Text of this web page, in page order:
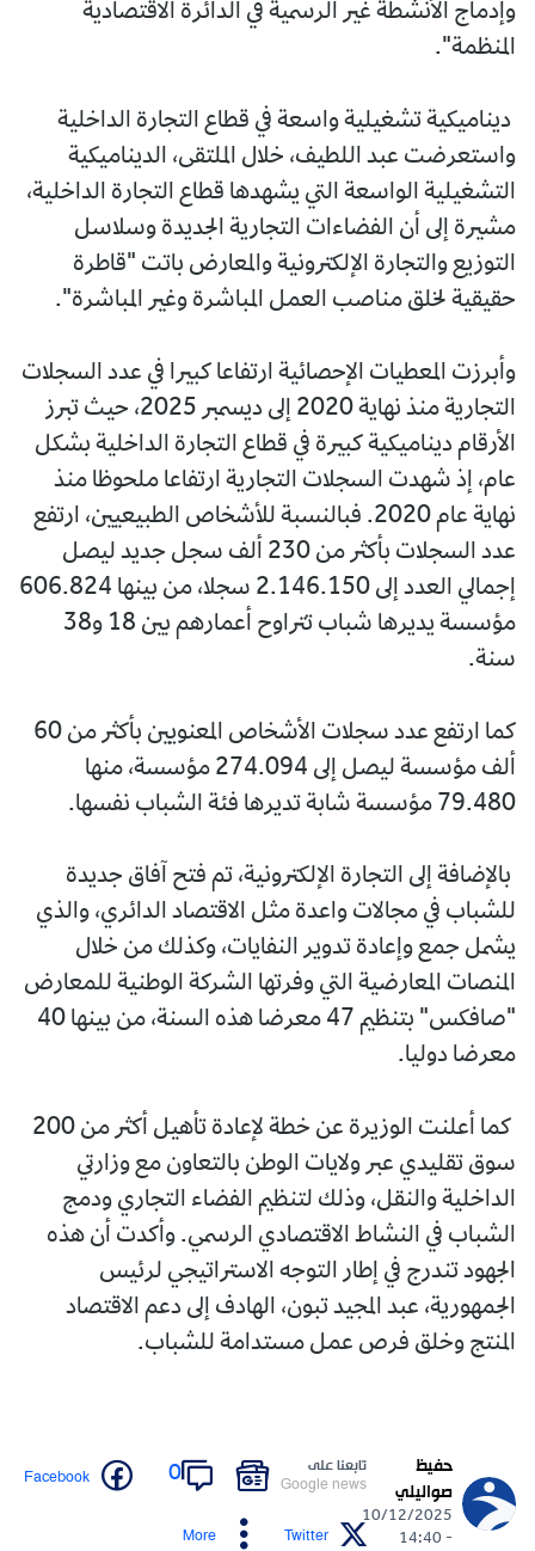
وإدماج الأنشطة غير الرسمية في الدائرة الاقتصادية
المنظمة".
ديناميكية تشغيلية واسعة في قطاع التجارة الداخلية
واستعرضت عبد اللطيف، خلال الملتقى، الديناميكية
التشغيلية الواسعة التي يشهدها قطاع التجارة الداخلية،
مشيرة إلى أن الفضاءات التجارية الجديدة وسلاسل
التوزيع والتجارة الإلكترونية والمعارض باتت "قاطرة
حقيقية لخلق مناصب العمل المباشرة وغير المباشرة".
وأبرزت المعطيات الإحصائية ارتفاعا كبيرا في عدد السجلات
التجارية منذ نهاية 2020 إلى ديسمبر 2025، حيث تبرز
الأرقام ديناميكية كبيرة في قطاع التجارة الداخلية بشكل
عام، إذ شهدت السجلات التجارية ارتفاعا ملحوظا منذ
نهاية عام 2020. فبالنسبة للأشخاص الطبيعيين، ارتفع
عدد السجلات بأكثر من 230 ألف سجل جديد ليصل
إجمالي العدد إلى 2.146.150 سجلا، من بينها 606.824
مؤسسة يديرها شباب تتراوح أعمارهم بين 18 و38
سنة.
كما ارتفع عدد سجلات الأشخاص المعنويين بأكثر من 60
ألف مؤسسة ليصل إلى 274.094 مؤسسة، منها
79.480 مؤسسة شابة تديرها فئة الشباب نفسها.
بالإضافة إلى التجارة الإلكترونية، تم فتح آفاق جديدة
للشباب في مجالات واعدة مثل الاقتصاد الدائري، والذي
يشمل جمع وإعادة تدوير النفايات، وكذلك من خلال
المنصات المعارضية التي وفرتها الشركة الوطنية للمعارض
"صافكس" بتنظيم 47 معرضا هذه السنة، من بينها 40
معرضا دوليا.
كما أعلنت الوزيرة عن خطة لإعادة تأهيل أكثر من 200
سوق تقليدي عبر ولايات الوطن بالتعاون مع وزارتي
الداخلية والنقل، وذلك لتنظيم الفضاء التجاري ودمج
الشباب في النشاط الاقتصادي الرسمي. وأكدت أن هذه
الجهود تندرج في إطار التوجه الاستراتيجي لرئيس
الجمهورية، عبد المجيد تبون، الهادف إلى دعم الاقتصاد
المنتج وخلق فرص عمل مستدامة للشباب.
حفيظ
صواليلي
10/12/2025
- 14:40
تابعنا على
Google news
0
Facebook
Twitter
More